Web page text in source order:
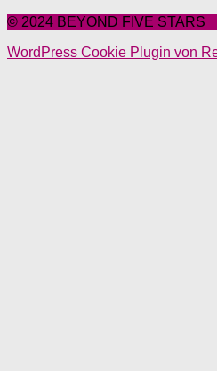
© 2024 BEYOND FIVE STARS
WordPress Cookie Plugin von